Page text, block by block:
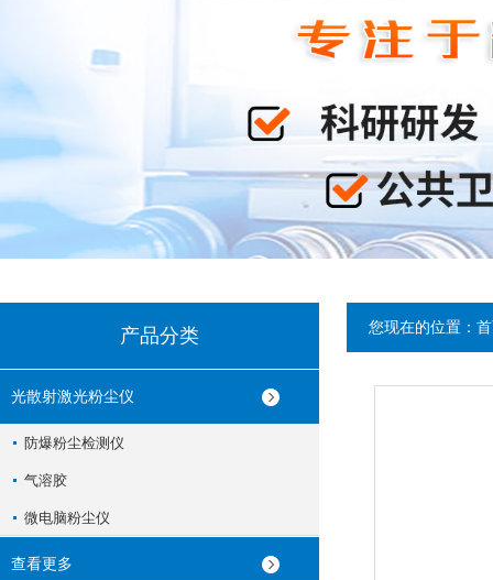
产品分类
光散射激光粉尘仪
防爆粉尘检测仪
气溶胶
微电脑粉尘仪
查看更多
您现在的位置：